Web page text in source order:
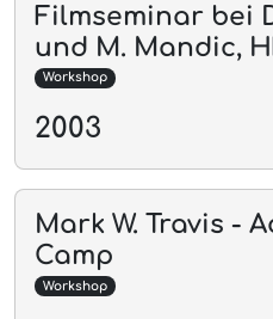
Filmseminar bei
und M. Mandic,
Workshop
2003
Mark W. Travis -
Camp
Workshop